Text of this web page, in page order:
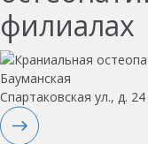
филиалах
Бауманская
Спартаковская ул., д. 24